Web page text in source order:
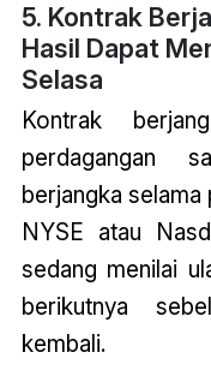
5. Kontrak
Hasil Dapat
Selasa
Kontrak
perdagangan
berjangka selama
NYSE atau
sedang menilai
berikutnya
kembali.